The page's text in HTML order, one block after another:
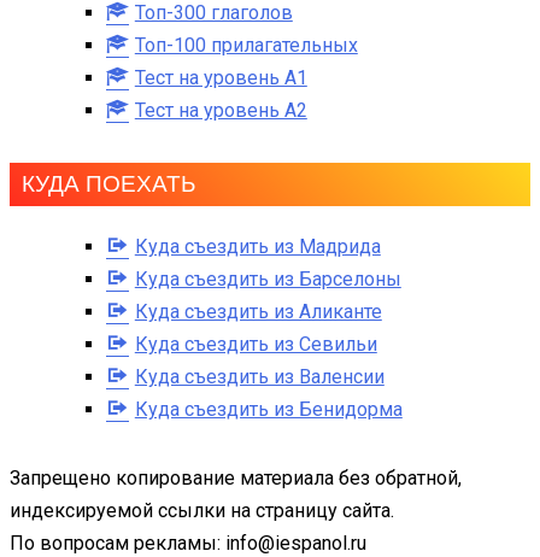
Топ-300 глаголов
Топ-100 прилагательных
Тест на уровень A1
Тест на уровень A2
КУДА ПОЕХАТЬ
Куда съездить из Мадрида
Куда съездить из Барселоны
Куда съездить из Аликанте
Куда съездить из Севильи
Куда съездить из Валенсии
Куда съездить из Бенидорма
Запрещено копирование материала без обратной,
индексируемой ссылки на страницу сайта.
По вопросам рекламы: info@iespanol.ru